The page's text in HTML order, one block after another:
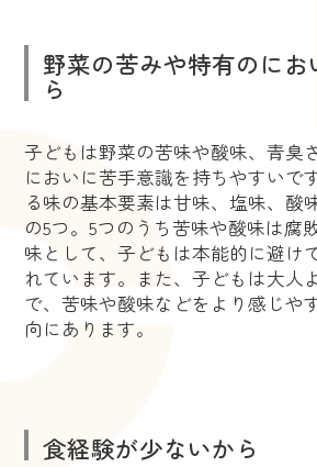
野菜の苦みや特有のにお
ら
子どもは野菜の苦味や酸味、青臭
においに苦手意識を持ちやすいで
る味の基本要素は甘味、塩味、酸
の5つ。5つのうち苦味や酸味は腐
味として、子どもは本能的に避け
れています。また、子どもは大人
で、苦味や酸味などをより感じや
向にあります。
食経験が少ないから